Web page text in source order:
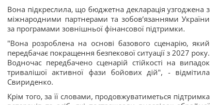
Вона підкреслила, що бюджетна декларація узгоджена з
міжнародними партнерами та зобов’язаннями України
за програмами зовнішньої фінансової підтримки.
"Вона розроблена на основі базового сценарію, який
передбачає покращення безпекової ситуації з 2027 року.
Водночас передбачено сценарій стійкості на випадок
тривалішої активної фази бойових дій", - відмітила
Свириденко.
Крім того, за її словами, продовжуватиметься підтримка